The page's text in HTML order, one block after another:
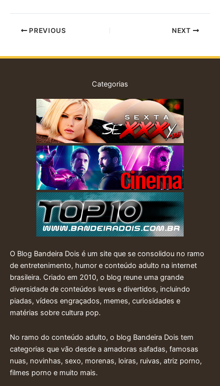
PREVIOUS NEXT
Categorias
O Blog Bandeira Dois é um site que se consolidou no ramo
de entretenimento, humor e conteúdo adulto na internet
brasileira. Criado em 2010, o blog reune uma grande
diversidade de conteúdos leves e divertidos, incluindo
piadas, vídeos engraçados, memes, curiosidades e
matérias sobre cultura pop.
No ramo do conteúdo adulto, o blog Bandeira Dois tem
categorias que vão desde a amadoras safadas, famosas
nuas, novinhas, sexo, morenas, loiras, ruivas, atriz porno,
filmes porno e muito mais.